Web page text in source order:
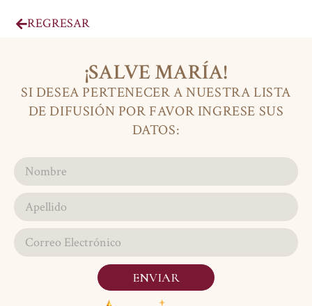
REGRESAR
¡SALVE MARÍA!
SI DESEA PERTENECER A NUESTRA LISTA
DE DIFUSIÓN POR FAVOR INGRESE SUS
DATOS:
ENVIAR